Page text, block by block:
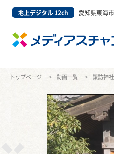
地上デジタル 12ch 愛知県東海
トップページ 動画一覧 諏訪神